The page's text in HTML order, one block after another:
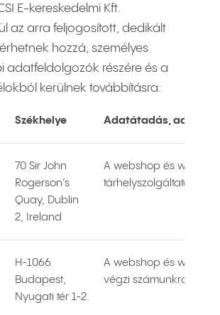
E-kereskedelmi Kft.
az arra feljogosított, dedikált
hozzá, személyes
adatfeldolgozók részére és a
kerülnek továbbításra:
Székhelye Adatátadás,
70 Sir John
Rogerson’s
Quay, Dublin
2, Ireland
A webshop és
tárhelyszolgáltatást
H-1066
Budapest,
Nyugati tér 1-2.
A webshop és
végzi számunkra.